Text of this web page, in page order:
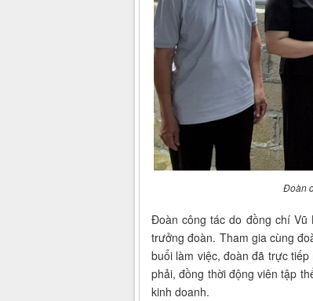
Đoàn
Đoàn công tác do đồng chí Vũ
trưởng đoàn. Tham gia cùng
buổi làm việc, đoàn đã trực
phải, đồng thời động viên tập
kinh doanh.